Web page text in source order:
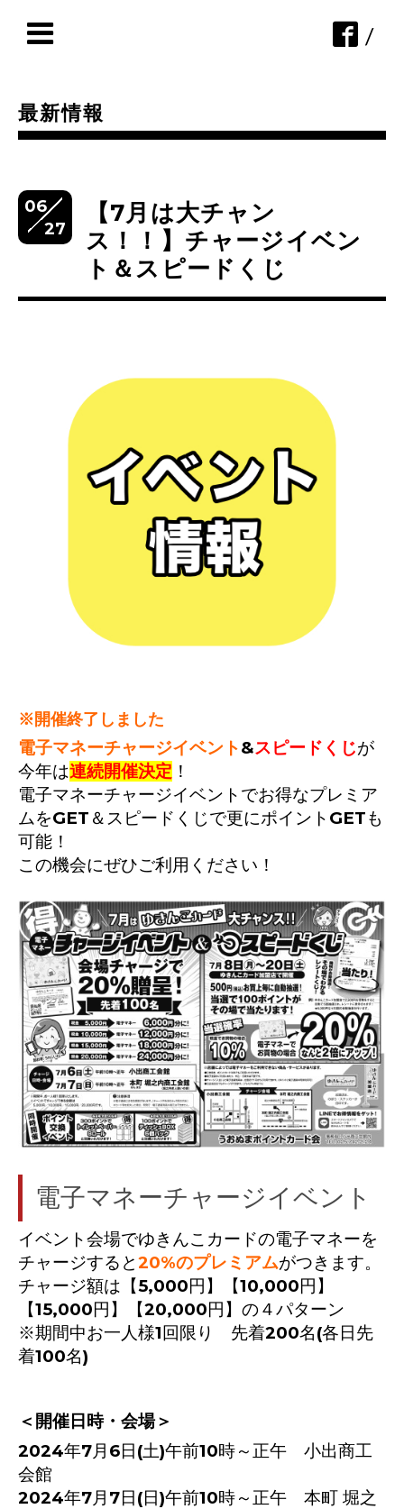
/
最新情報
06
27
【7月は大チャン
ス！！】チャージイベン
ト＆スピードくじ
※開催終了しました
電子マネーチャージイベント&スピードくじが
今年は連続開催決定 ！
電子マネーチャージイベントでお得なプレミア
ムをGET＆スピードくじで更にポイントGETも
可能！
この機会にぜひご利用ください！
電子マネーチャージイベント
イベント会場でゆきんこカードの電子マネーを
チャージすると20%のプレミアムがつきます。
チャージ額は【5,000円】【10,000円】
【15,000円】【20,000円】の４パターン
※期間中お一人様1回限り 先着200名(各日先
着100名)
＜開催日時・会場＞
2024年7月6日(土)午前10時～正午 小出商工
会館
2024年7月7日(日)午前10時～正午 本町 堀之